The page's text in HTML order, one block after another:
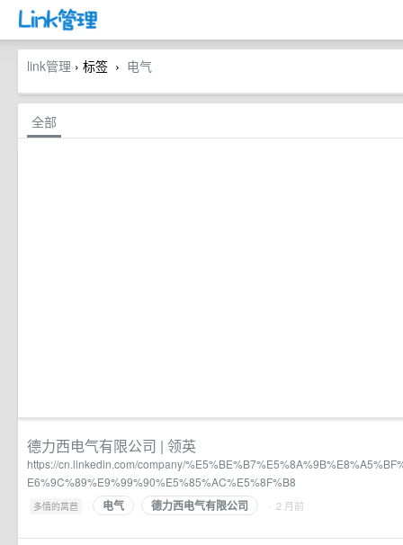
link管理 › 标签 › 电气
全部
德力西电气有限公司 | 领英
https://cn.linkedin.com/company/
E6%9C%89%E9%99%90%E5%85%AC%E5%8F%B8
多情的莴苣 · 电气 德力西电气有限公司 · 2 月前